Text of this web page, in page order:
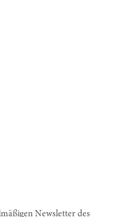
Newsletter des